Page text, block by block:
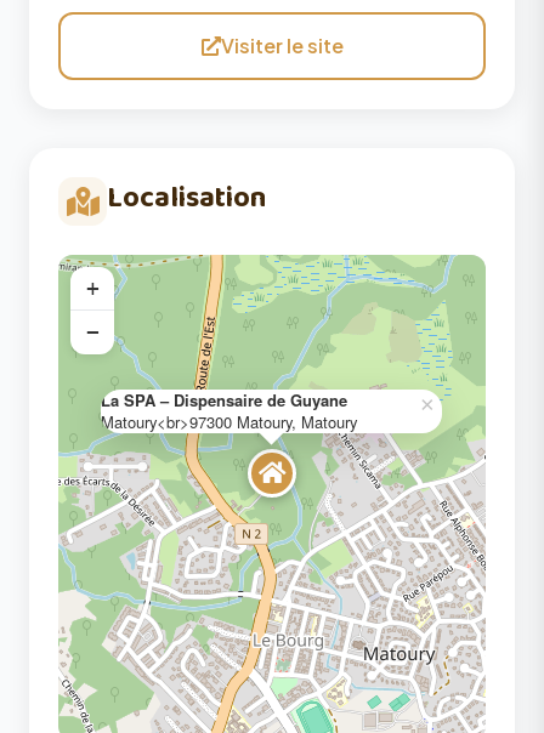
Visiter le site
Localisation
La SPA – Dispensaire de Guyane
Matoury<br>97300 Matoury, Matoury
×
+
−